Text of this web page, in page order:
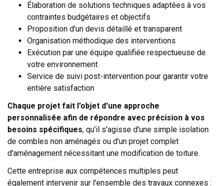
Élaboration de solutions techniques adaptées à vos
contraintes budgétaires et objectifs
Proposition d'un devis détaillé et transparent
Organisation méthodique des interventions
Exécution par une équipe qualifiée respectueuse de
votre environnement
Service de suivi post-intervention pour garantir votre
entière satisfaction
Chaque projet fait l'objet d'une approche
personnalisée afin de répondre avec précision à vos
besoins spécifiques, qu'il s'agisse d'une simple isolation
de combles non aménagés ou d'un projet complet
d'aménagement nécessitant une modification de toiture.
Cette entreprise aux compétences multiples peut
également intervenir sur l'ensemble des travaux connexes :